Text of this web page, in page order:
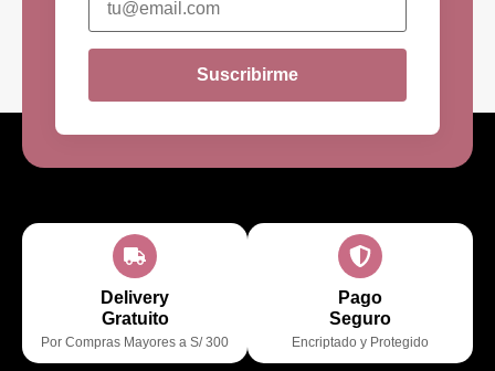
Suscribirme
Delivery
Gratuito
Por Compras Mayores a S/ 300
Pago
Seguro
Encriptado y Protegido